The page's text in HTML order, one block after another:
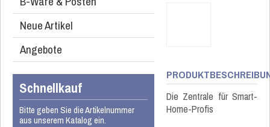
Neue Artikel
Angebote
Schnellkauf
Bitte geben Sie die Artikelnummer
aus unserem Katalog ein.
Die Zentrale für Smart-
Home-Profis